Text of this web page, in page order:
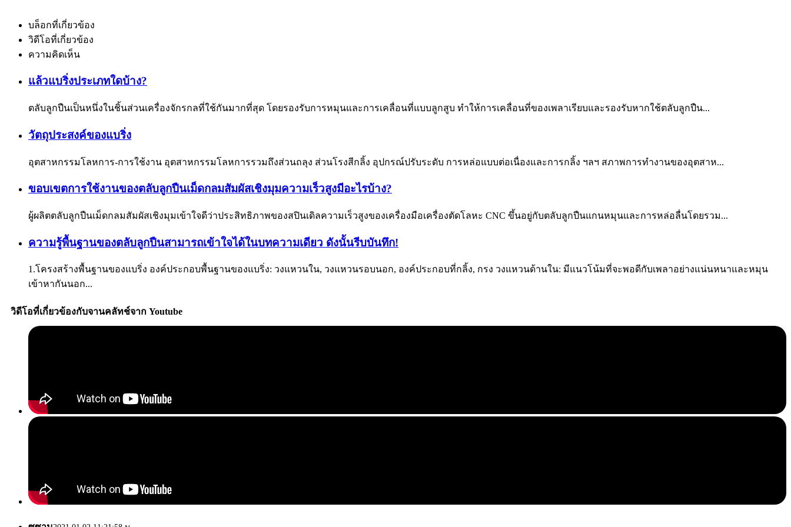
บล็อกที่เกี่ยวข้อง
วิดีโอที่เกี่ยวข้อง
ความคิดเห็น
แล้วแบริ่งประเภทใดบ้าง?
ตลับลูกปืนเป็นหนึ่งในชิ้นส่วนเครื่องจักรกลที่ใช้กันมากที่สุด โดยรองรับการหมุนและการเคลื่อนที่แบบลูกสูบ ทำให้การเคลื่อนที่ของเพลาเรียบและรองรับหากใช้ตลับลูกปืน...
วัตถุประสงค์ของแบริ่ง
อุตสาหกรรมโลหการ-การใช้งาน อุตสาหกรรมโลหการรวมถึงส่วนถลุง ส่วนโรงสีกลิ้ง อุปกรณ์ปรับระดับ การหล่อแบบต่อเนื่องและการกลิ้ง ฯลฯ สภาพการทำงานของอุตสาห...
ขอบเขตการใช้งานของตลับลูกปืนเม็ดกลมสัมผัสเชิงมุมความเร็วสูงมีอะไรบ้าง?
ผู้ผลิตตลับลูกปืนเม็ดกลมสัมผัสเชิงมุมเข้าใจดีว่าประสิทธิภาพของสปินเดิลความเร็วสูงของเครื่องมือเครื่องตัดโลหะ CNC ขึ้นอยู่กับตลับลูกปืนแกนหมุนและการหล่อลื่นโดยรวม...
ความรู้พื้นฐานของตลับลูกปืนสามารถเข้าใจได้ในบทความเดียว ดังนั้นรีบบันทึก!
1.โครงสร้างพื้นฐานของแบริ่ง องค์ประกอบพื้นฐานของแบริ่ง: วงแหวนใน, วงแหวนรอบนอก, องค์ประกอบที่กลิ้ง, กรง วงแหวนด้านใน: มีแนวโน้มที่จะพอดีกับเพลาอย่างแน่นหนาและหมุน
เข้าหากันนอก...
วิดีโอที่เกี่ยวข้องกับจานคลัทช์จาก Youtube